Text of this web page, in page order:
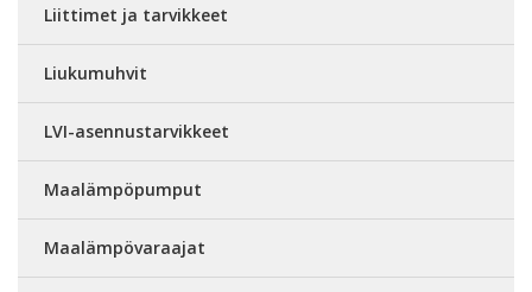
Liittimet ja tarvikkeet
Liukumuhvit
LVI-asennustarvikkeet
Maalämpöpumput
Maalämpövaraajat